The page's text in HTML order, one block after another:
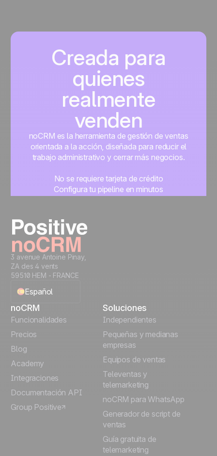
Creada para
quienes
realmente
venden
noCRM es la herramienta de gestión de ventas
orientada a la acción, diseñada para reducir el
trabajo administrativo y cerrar más negocios.
No se requiere tarjeta de crédito
Configura tu pipeline en minutos
3 avenue Antoine Pinay,
ZA des 4 vents
59510 HEM - FRANCE
Español
English
Português
Italiano
Deutsch
noCRM
Funcionalidades
Precios
Blog
Academy
Integraciones
Documentación API
Group Positive
Soluciones
Independientes
Pequeñas y medianas
empresas
Equipos de ventas
Televentas y
telemarketing
noCRM para WhatsApp
Generador de script de
ventas
Guía gratuita de
telemarketing